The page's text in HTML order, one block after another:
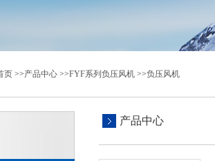
页 >>产品中心 >>FYF系列负压风机 >>负压风机
产品中心